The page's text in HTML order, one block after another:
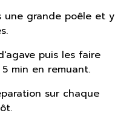
une grande poêle et y
puis les faire
min en remuant.
sur chaque